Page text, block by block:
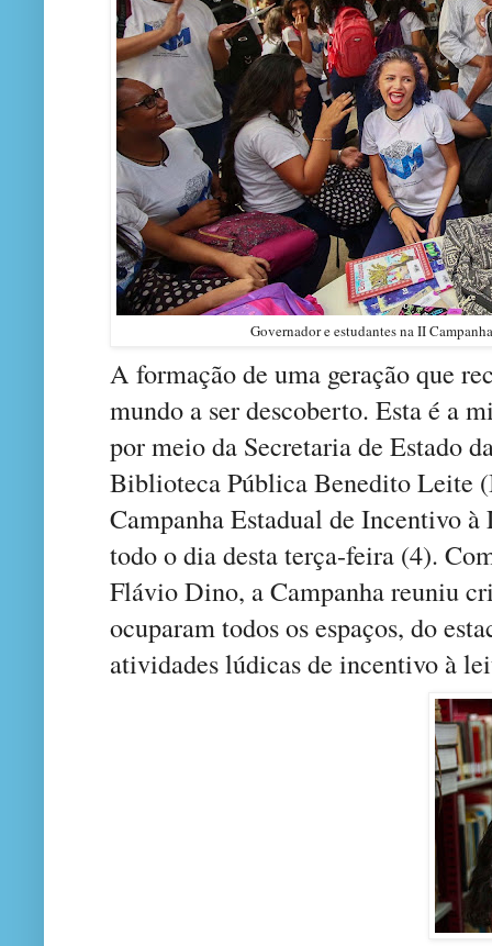
Governador e estudantes na II
A formação de uma geração que
mundo a ser descoberto. Esta é a
por meio da Secretaria de Estado
Biblioteca Pública Benedito Leite
Campanha Estadual de Incentivo
todo o dia desta terça-feira (4).
Flávio Dino, a Campanha reuniu
ocuparam todos os espaços, do
atividades lúdicas de incentivo à